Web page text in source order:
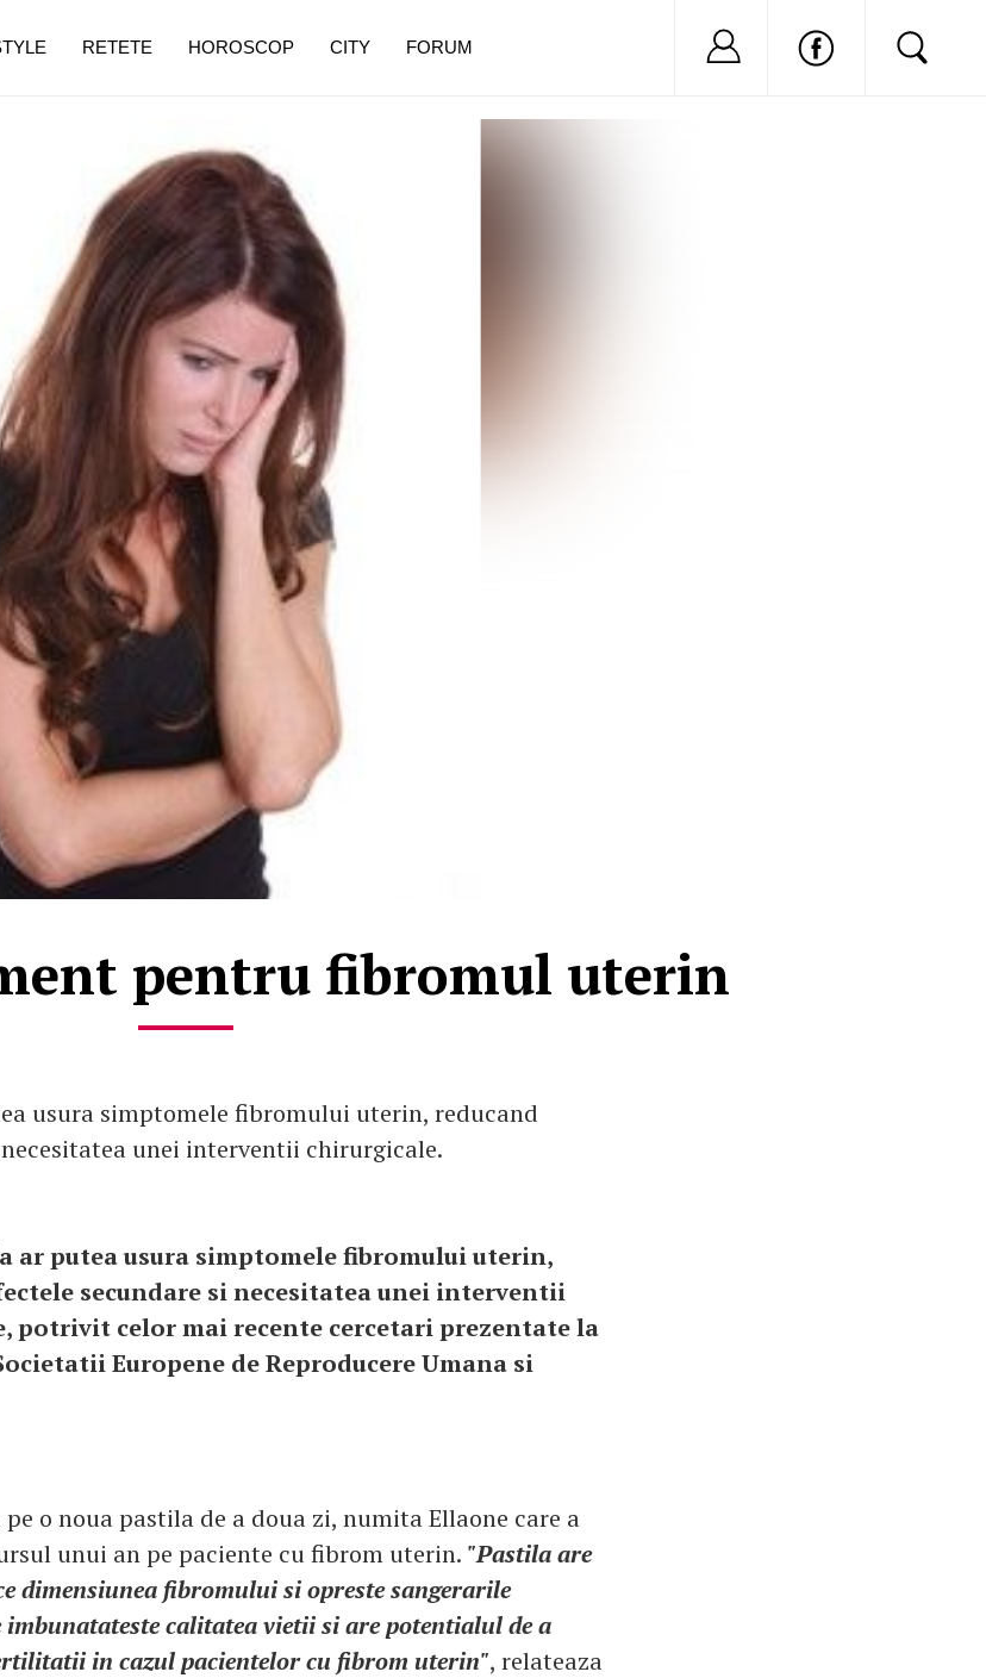
pentru fibromul uterin
usura simptomele fibromului uterin, reducand
unei interventii chirurgicale.
ar putea usura simptomele fibromului uterin,
secundare si necesitatea unei interventii
potrivit celor mai recente cercetari prezentate la
Europene de Reproducere Umana si
o noua pastila de a doua zi, numita Ellaone care a
unui an pe paciente cu fibrom uterin. "Pastila are
dimensiunea fibromului si opreste sangerarile
calitatea vietii si are potentialul de a
in cazul pacientelor cu fibrom uterin", relateaza
RETETE HOROSCOP CITY FORUM Nu ai cont?
de dureroasă este investigația